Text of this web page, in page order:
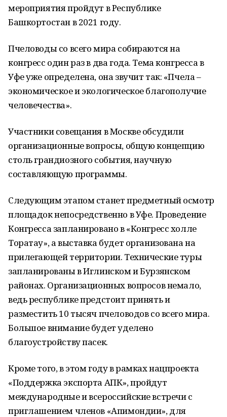
мероприятия пройдут в Республике
Башкортостан в 2021 году.
Пчеловоды со всего мира собираются на
конгресс один раз в два года. Тема конгресса в
Уфе уже определена, она звучит так: «Пчела –
экономическое и экологическое благополучие
человечества».
Участники совещания в Москве обсудили
организационные вопросы, общую концепцию
столь грандиозного события, научную
составляющую программы.
Следующим этапом станет предметный осмотр
площадок непосредственно в Уфе. Проведение
Конгресса запланировано в «Конгресс холле
Торатау», а выставка будет организована на
прилегающей территории. Технические туры
запланированы в Иглинском и Бурзянском
районах. Организационных вопросов немало,
ведь республике предстоит принять и
разместить 10 тысяч пчеловодов со всего мира.
Большое внимание будет уделено
благоустройству пасек.
Кроме того, в этом году в рамках нацпроекта
«Поддержка экспорта АПК», пройдут
международные и всероссийские встречи с
приглашением членов «Апимондии», для